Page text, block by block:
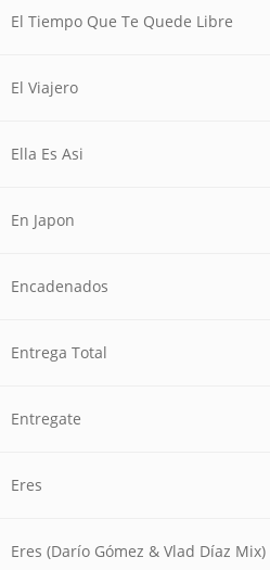
El Tiempo Que Te Quede Libre
El Viajero
Ella Es Asi
En Japon
Encadenados
Entrega Total
Entregate
Eres
Eres (Darío Gómez & Vlad Díaz Mix)